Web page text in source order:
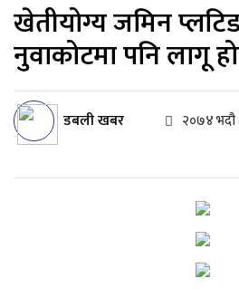
खेतीयोग्य जमिन
नुवाकोटमा पनि लागू
डबली खबर २०७४ भदौ